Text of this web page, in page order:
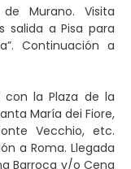
Murano. Visita
salida a Pisa para
Continuación a
la Plaza de la
María dei Fiore,
Vecchio, etc.
a Roma. Llegada
Barroca y/o Cena